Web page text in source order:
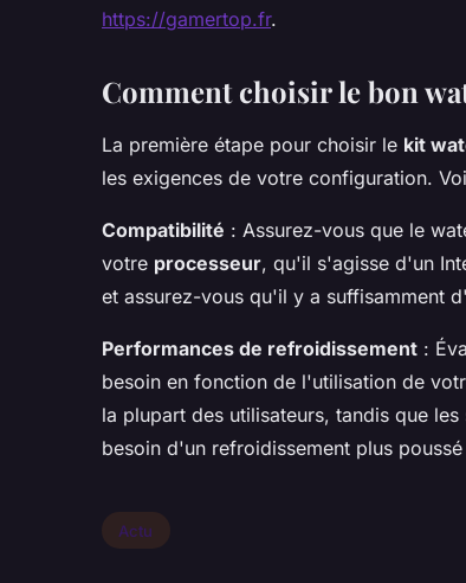
https://gamertop.fr.
Comment choisir le bon
La première étape pour choisir le kit
les exigences de votre configuration.
Compatibilité : Assurez-vous que le
votre processeur, qu'il s'agisse d'un
et assurez-vous qu'il y a suffisamment
Performances de refroidissement :
besoin en fonction de l'utilisation de
la plupart des utilisateurs, tandis que
besoin d'un refroidissement plus
Actu